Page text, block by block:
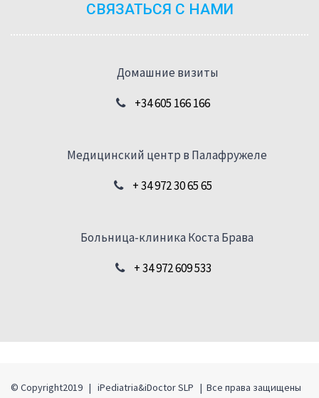
СВЯЗАТЬСЯ С НАМИ
Домашние визиты
+34 605 166 166
Медицинский центр в Палафружеле
+ 34 972 30 65 65
Больница-клиника Коста Брава
+ 34 972 609 533
© Copyright2019 | iPediatria&iDoctor SLP | Все права защищены